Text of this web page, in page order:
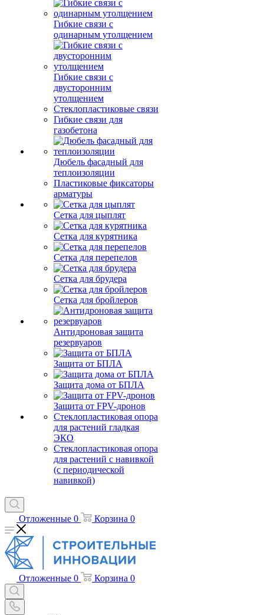
Гибкие связи с
одинарным утолщением
Гибкие связи с
двусторонним
утолщением
Стеклопластиковые связи
Гибкие связи для
газобетона
Дюбель фасадный для
теплоизоляции
Пластиковые фиксаторы
арматуры
Сетка для цыплят
Сетка для курятника
Сетка для перепелов
Сетка для брудера
Сетка для бройлеров
Антидроновая защита
резервуаров
Защита от БПЛА
Защита дома от БПЛА
Защита от FPV-дронов
Стеклопластиковая опора
для растений гладкая
ЭКО
Стеклопластиковая опора
для растений с навивкой
(с периодической
навивкой)
Отложенные 0 Корзина 0
Отложенные 0 Корзина 0